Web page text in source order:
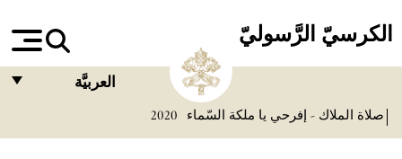
الكرسيّ الرَّسوليّ
العربيَّة
صلاة الملاك - إفرحي يا ملكة السّماء 2020